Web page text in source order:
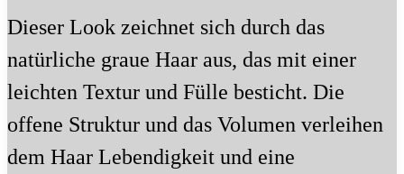
Dieser Look zeichnet sich durch das
natürliche graue Haar aus, das mit einer
leichten Textur und Fülle besticht. Die
offene Struktur und das Volumen verleihen
dem Haar Lebendigkeit und eine